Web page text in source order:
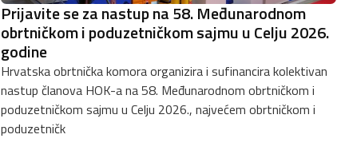
Prijavite se za nastup na 58. Međunarodnom
obrtničkom i poduzetničkom sajmu u Celju 2026.
godine
Hrvatska obrtnička komora organizira i sufinancira kolektivan
nastup članova HOK-a na 58. Međunarodnom obrtničkom i
poduzetničkom sajmu u Celju 2026., najvećem obrtničkom i
poduzetničk